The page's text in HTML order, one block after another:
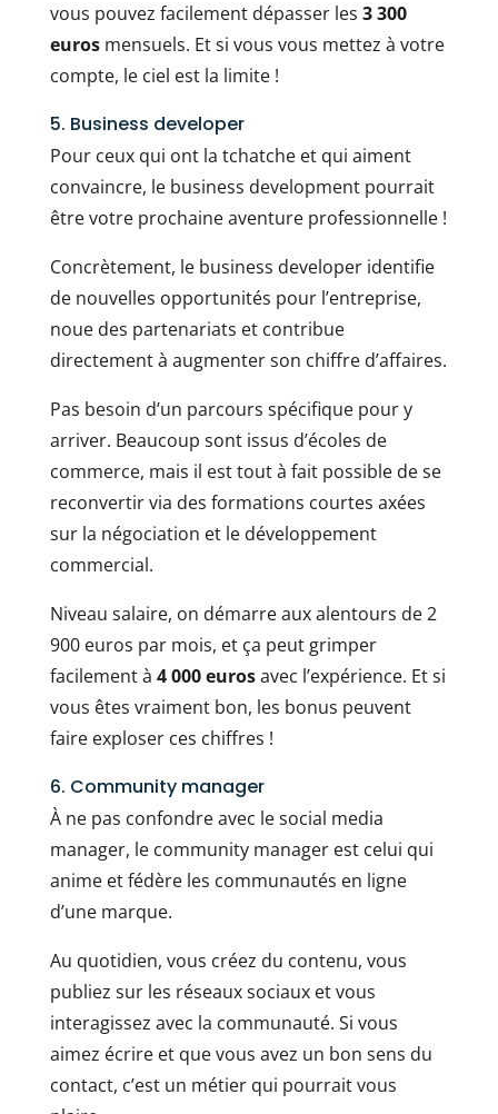
vous pouvez facilement dépasser les 3 300
eurosmensuels. Et si vous vous mettez à votre
compte, le ciel est la limite !
5. Business developer
Pour ceux qui ont la tchatche et qui aiment
convaincre, le business development pourrait
être votre prochaine aventure professionnelle !
Concrètement, le business developer identifie
de nouvelles opportunités pour l’entreprise,
noue des partenariats et contribue
directement à augmenter son chiffre d’affaires.
Pas besoin d’un parcours spécifique pour y
arriver. Beaucoup sont issus d’écoles de
commerce, mais il est tout à fait possible de se
reconvertir via des formations courtes axées
sur la négociation et le développement
commercial.
Niveau salaire, on démarre aux alentours de 2
900 euros par mois, et ça peut grimper
facilement à 4 000 eurosavec l’expérience. Et si
vous êtes vraiment bon, les bonus peuvent
faire exploser ces chiffres !
6. Community manager
À ne pas confondre avec le social media
manager, le community manager est celui qui
anime et fédère les communautés en ligne
d’une marque.
Au quotidien, vous créez du contenu, vous
publiez sur les réseaux sociaux et vous
interagissez avec la communauté. Si vous
aimez écrire et que vous avez un bon sens du
contact, c’est un métier qui pourrait vous